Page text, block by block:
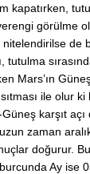
kapatırken,
görülme
de
Mars’ın
ile olur
karşıt
zaman
doğurur.
Ay ise